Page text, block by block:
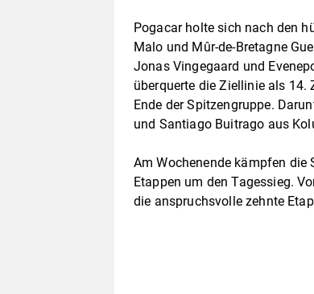
Pogacar holte sich nach den
Malo und Mûr-de-Bretagne
Jonas Vingegaard und
überquerte die Ziellinie als 14.
Ende der Spitzengruppe.
und Santiago Buitrago aus
Am Wochenende kämpfen
Etappen um den Tagessieg.
die anspruchsvolle zehnte